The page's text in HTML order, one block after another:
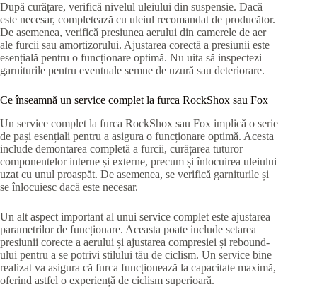
După curățare, verifică nivelul uleiului din suspensie. Dacă
este necesar, completează cu uleiul recomandat de producător.
De asemenea, verifică presiunea aerului din camerele de aer
ale furcii sau amortizorului. Ajustarea corectă a presiunii este
esențială pentru o funcționare optimă. Nu uita să inspectezi
garniturile pentru eventuale semne de uzură sau deteriorare.
Ce înseamnă un service complet la furca RockShox sau Fox
Un service complet la furca RockShox sau Fox implică o serie
de pași esențiali pentru a asigura o funcționare optimă. Acesta
include demontarea completă a furcii, curățarea tuturor
componentelor interne și externe, precum și înlocuirea uleiului
uzat cu unul proaspăt. De asemenea, se verifică garniturile și
se înlocuiesc dacă este necesar.
Un alt aspect important al unui service complet este ajustarea
parametrilor de funcționare. Aceasta poate include setarea
presiunii corecte a aerului și ajustarea compresiei și rebound-
ului pentru a se potrivi stilului tău de ciclism. Un service bine
realizat va asigura că furca funcționează la capacitate maximă,
oferind astfel o experiență de ciclism superioară.